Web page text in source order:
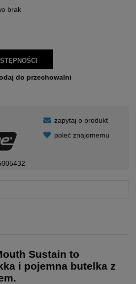
brak
do przechowalni
zapytaj o produkt
poleć znajomemu
Sustain to
i pojemna butelka z